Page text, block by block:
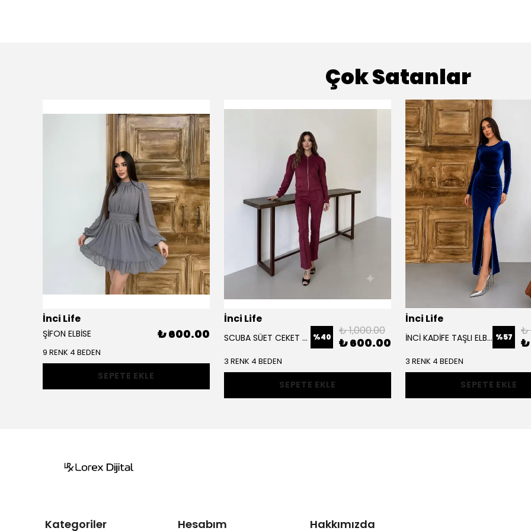
Çok Satanlar
İnci Life
ŞİFON ELBİSE ₺ 600.00
9 RENK 4 BEDEN
SEPETE EKLE
İnci Life
SCUBA SÜET CEKET TAKIM %40 ₺ 1,000.00
₺ 600.00
3 RENK 4 BEDEN
SEPETE EKLE
İnci Life
İNCİ KADİFE TAŞLI ELBİSE %57 ₺
₺
3 RENK 4 BEDEN
SEPETE EKLE
Kategoriler Hesabım Hakkımızda